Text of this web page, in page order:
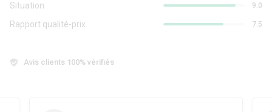
Situation 9.0
Rapport qualité-prix 7.5
Avis clients 100% vérifiés